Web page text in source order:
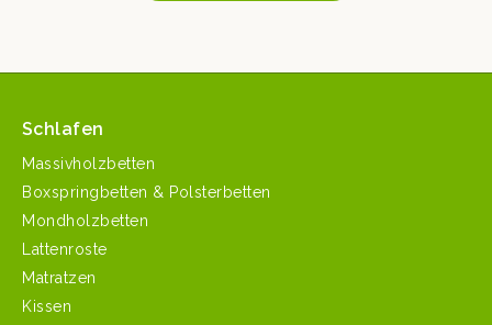
Schlafen
Massivholzbetten
Boxspringbetten & Polsterbetten
Mondholzbetten
Lattenroste
Matratzen
Kissen